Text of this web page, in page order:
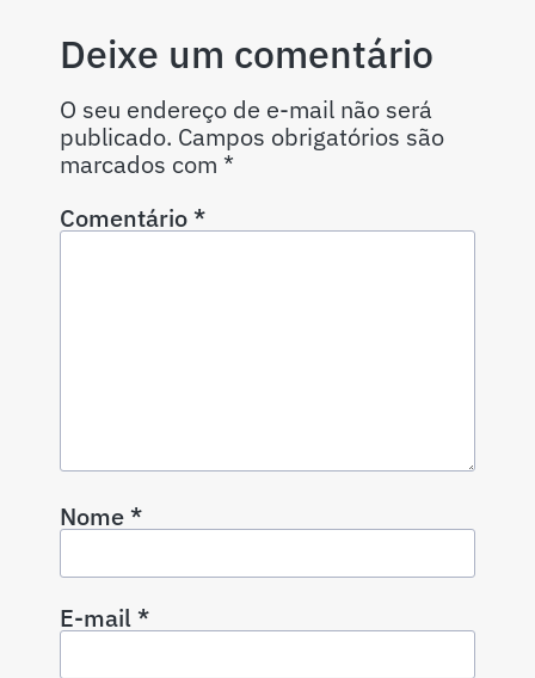
Deixe um comentário
O seu endereço de e-mail não será
publicado. Campos obrigatórios são
marcados com *
Comentário*
Nome*
E-mail*